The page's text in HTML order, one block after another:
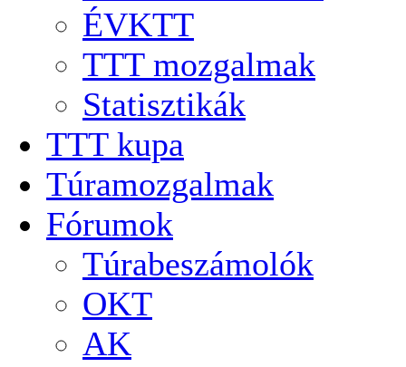
ÉVKTT
TTT mozgalmak
Statisztikák
TTT kupa
Túramozgalmak
Fórumok
Túrabeszámolók
OKT
AK